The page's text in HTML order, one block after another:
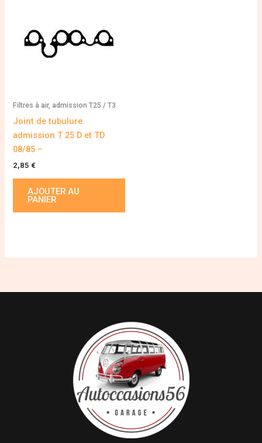
Filtres à air, admission T25 / T3
Joint de tubulure
admission T 25 D et TD
08/85 –
2,85 €
AJOUTER AU
PANIER